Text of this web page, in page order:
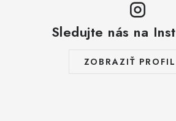
Sledujte nás na
ZOBRAZIŤ PROFIL